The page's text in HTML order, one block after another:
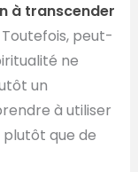
à transcender
Toutefois, peut-
ne
un
à utiliser
que de